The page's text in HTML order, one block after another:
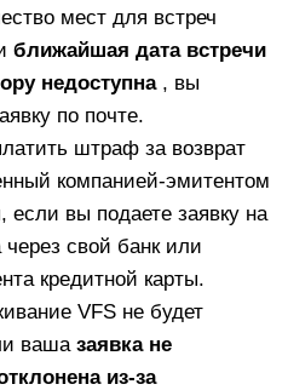
мест для встреч
ближайшая дата встречи
недоступна, вы
по почте.
штраф за возврат
компанией-эмитентом
если вы подаете заявку на
через свой банк или
кредитной карты.
VFS не будет
ваша заявка не
из-за